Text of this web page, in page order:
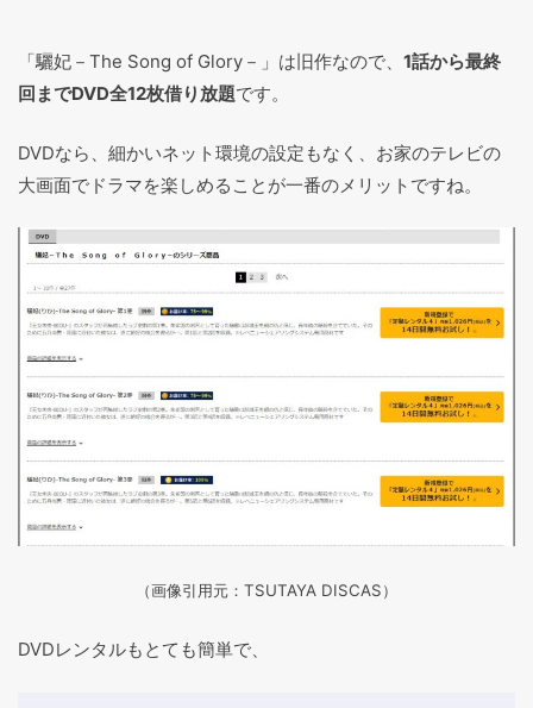
「驪妃－The Song of Glory－」は旧作なので、 1話から最終
回までDVD全12枚借り放題です。
DVDなら、細かいネット環境の設定もなく、お家のテレビの
大画面でドラマを楽しめることが一番のメリットですね。
（画像引用元：TSUTAYA DISCAS）
DVDレンタルもとても簡単で、